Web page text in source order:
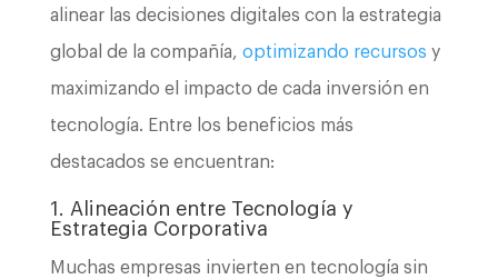
alinear las decisiones digitales con la estrategia
global de la compañía, optimizando recursos y
maximizando el impacto de cada inversión en
tecnología. Entre los beneficios más
destacados se encuentran:
1. Alineación entre Tecnología y
Estrategia Corporativa
Muchas empresas invierten en tecnología sin